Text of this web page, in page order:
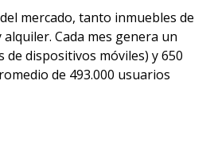
mercado, tanto inmuebles de
Cada mes genera un
de dispositivos móviles) y 650
de 493.000 usuarios